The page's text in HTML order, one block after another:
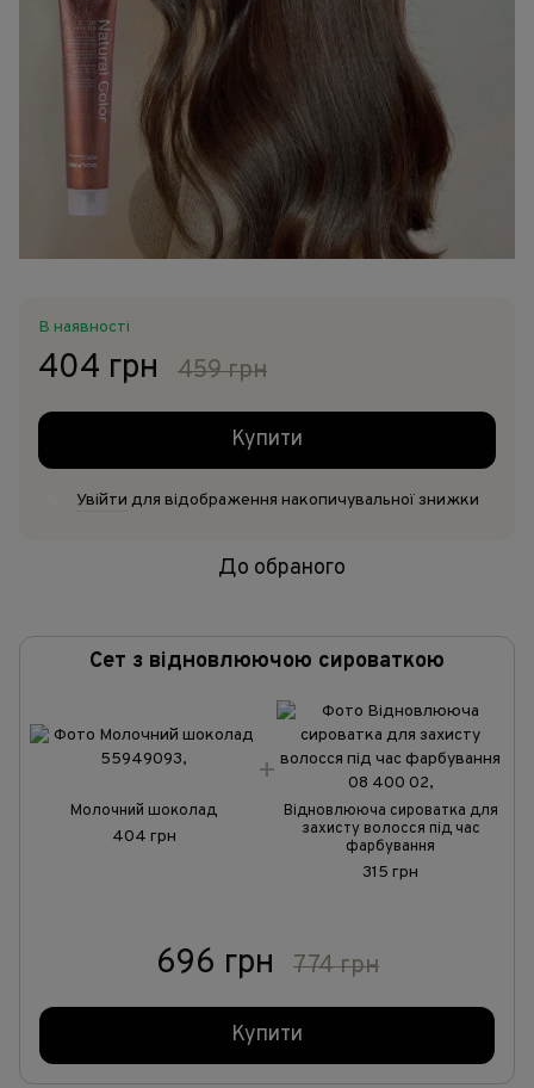
В наявності
404 грн 459 грн
Купити
Увійти для відображення накопичувальної знижки
До обраного
Сет з відновлюючою сироваткою
Молочний шоколад
404 грн
Відновлююча сироватка для
захисту волосся під час
фарбування
315 грн
696 грн 774 грн
Купити